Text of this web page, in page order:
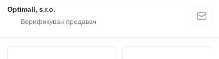
Optimall, s.r.o.